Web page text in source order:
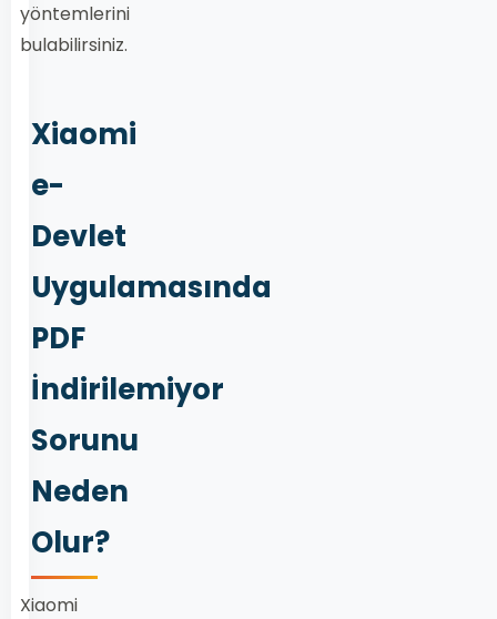
yöntemlerini
bulabilirsiniz.
Xiaomi
e-
Devlet
Uygulamasında
PDF
İndirilemiyor
Sorunu
Neden
Olur?
Xiaomi